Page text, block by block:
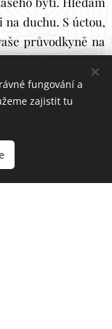
duchu. S úctou,
průvodkyně na
vytváří
do Lásky se opět
drazí.
fungování a
zajistit tu